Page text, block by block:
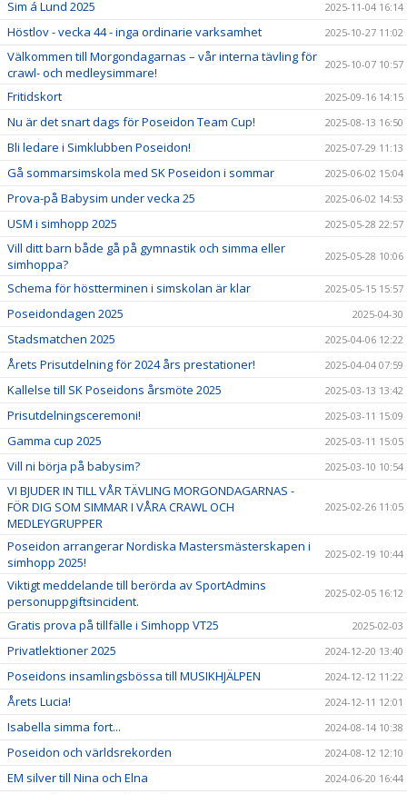
Sim á Lund 2025 2025-11-04 16:14
Höstlov - vecka 44 - inga ordinarie varksamhet 2025-10-27 11:02
Välkommen till Morgondagarnas – vår interna tävling för
crawl- och medleysimmare!
2025-10-07 10:57
Fritidskort 2025-09-16 14:15
Nu är det snart dags för Poseidon Team Cup! 2025-08-13 16:50
Bli ledare i Simklubben Poseidon! 2025-07-29 11:13
Gå sommarsimskola med SK Poseidon i sommar 2025-06-02 15:04
Prova-på Babysim under vecka 25 2025-06-02 14:53
USM i simhopp 2025 2025-05-28 22:57
Vill ditt barn både gå på gymnastik och simma eller
simhoppa?
2025-05-28 10:06
Schema för höstterminen i simskolan är klar 2025-05-15 15:57
Poseidondagen 2025 2025-04-30
Stadsmatchen 2025 2025-04-06 12:22
Årets Prisutdelning för 2024 års prestationer! 2025-04-04 07:59
Kallelse till SK Poseidons årsmöte 2025 2025-03-13 13:42
Prisutdelningsceremoni! 2025-03-11 15:09
Gamma cup 2025 2025-03-11 15:05
Vill ni börja på babysim? 2025-03-10 10:54
VI BJUDER IN TILL VÅR TÄVLING MORGONDAGARNAS -
FÖR DIG SOM SIMMAR I VÅRA CRAWL OCH
MEDLEYGRUPPER
2025-02-26 11:05
Poseidon arrangerar Nordiska Mastersmästerskapen i
simhopp 2025!
2025-02-19 10:44
Viktigt meddelande till berörda av SportAdmins
personuppgiftsincident.
2025-02-05 16:12
Gratis prova på tillfälle i Simhopp VT25 2025-02-03
Privatlektioner 2025 2024-12-20 13:40
Poseidons insamlingsbössa till MUSIKHJÄLPEN 2024-12-12 11:22
Årets Lucia! 2024-12-11 12:01
Isabella simma fort... 2024-08-14 10:38
Poseidon och världsrekorden 2024-08-12 12:10
EM silver till Nina och Elna 2024-06-20 16:44